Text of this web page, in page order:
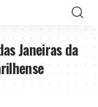
Janeiras da